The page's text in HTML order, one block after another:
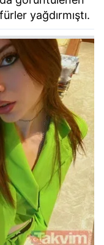
yağdırmıştı.